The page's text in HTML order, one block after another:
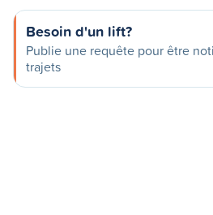
Besoin d'un lift?
Publie une requête pour être
trajets